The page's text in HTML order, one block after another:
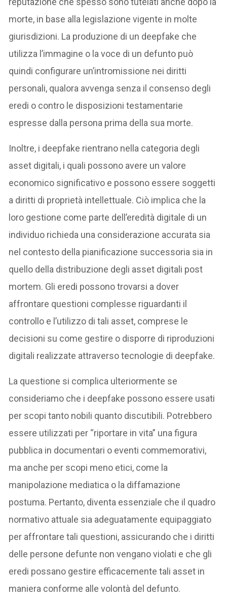
morte, in base alla legislazione vigente in molte
giurisdizioni. La produzione di un deepfake che
utilizza l’immagine o la voce di un defunto può
quindi configurare un’intromissione nei diritti
personali, qualora avvenga senza il consenso degli
eredi o contro le disposizioni testamentarie
espresse dalla persona prima della sua morte.
Inoltre, i deepfake rientrano nella categoria degli
asset digitali, i quali possono avere un valore
economico significativo e possono essere soggetti
a diritti di proprietà intellettuale. Ciò implica che la
loro gestione come parte dell’eredità digitale di un
individuo richieda una considerazione accurata sia
nel contesto della pianificazione successoria sia in
quello della distribuzione degli asset digitali post
mortem. Gli eredi possono trovarsi a dover
affrontare questioni complesse riguardanti il
controllo e l’utilizzo di tali asset, comprese le
decisioni su come gestire o disporre di riproduzioni
digitali realizzate attraverso tecnologie di deepfake.
La questione si complica ulteriormente se
consideriamo che i deepfake possono essere usati
per scopi tanto nobili quanto discutibili. Potrebbero
essere utilizzati per “riportare in vita” una figura
pubblica in documentari o eventi commemorativi,
ma anche per scopi meno etici, come la
manipolazione mediatica o la diffamazione
postuma. Pertanto, diventa essenziale che il quadro
normativo attuale sia adeguatamente equipaggiato
per affrontare tali questioni, assicurando che i diritti
delle persone defunte non vengano violati e che gli
eredi possano gestire efficacemente tali asset in
maniera conforme alle volontà del defunto.